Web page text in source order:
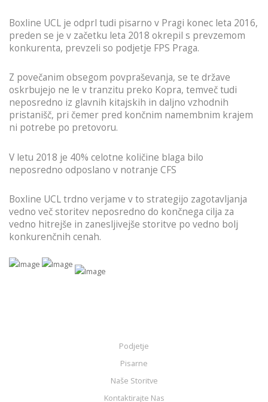
Boxline UCL je odprl tudi pisarno v Pragi konec leta 2016,
preden se je v začetku leta 2018 okrepil s prevzemom
konkurenta, prevzeli so podjetje FPS Praga.
Z povečanim obsegom povpraševanja, se te države
oskrbujejo ne le v tranzitu preko Kopra, temveč tudi
neposredno iz glavnih kitajskih in daljno vzhodnih
pristanišč, pri čemer pred končnim namembnim krajem
ni potrebe po pretovoru.
V letu 2018 je 40% celotne količine blaga bilo
neposredno odposlano v notranje CFS
Boxline UCL trdno verjame v to strategijo zagotavljanja
vedno več storitev neposredno do končnega cilja za
vedno hitrejše in zanesljivejše storitve po vedno bolj
konkurenčnih cenah.
Podjetje
Pisarne
Naše Storitve
Kontaktirajte Nas